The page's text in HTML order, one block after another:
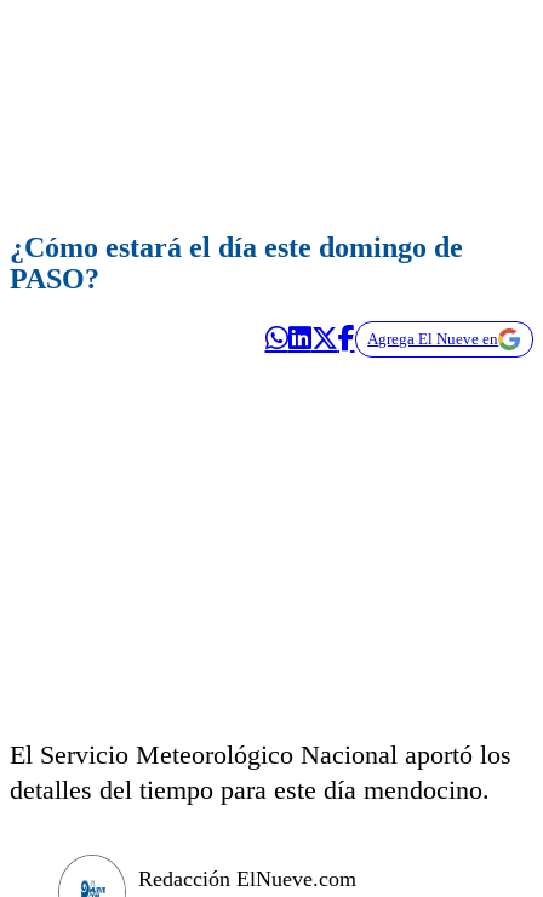
¿Cómo estará el día este domingo de
PASO?
Agrega El Nueve en
El Servicio Meteorológico Nacional aportó los
detalles del tiempo para este día mendocino.
Redacción ElNueve.com